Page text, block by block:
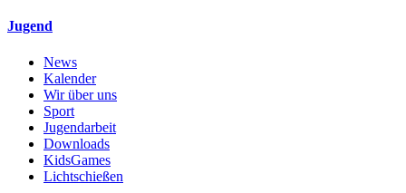
Jugend
News
Kalender
Wir über uns
Sport
Jugendarbeit
Downloads
KidsGames
Lichtschießen